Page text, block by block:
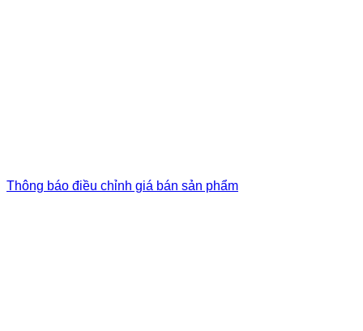
Thông báo điều chỉnh giá bán sản phẩm